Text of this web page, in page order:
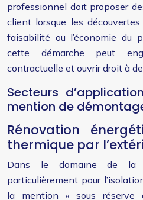
professionnel doit proposer
client lorsque les
faisabilité ou l’économie du
cette démarche peut
contractuelle et ouvrir droit à
Secteurs
mention de
Rénovation
thermique par
Dans le domaine de la
particulièrement pour
la mention « sous réserve